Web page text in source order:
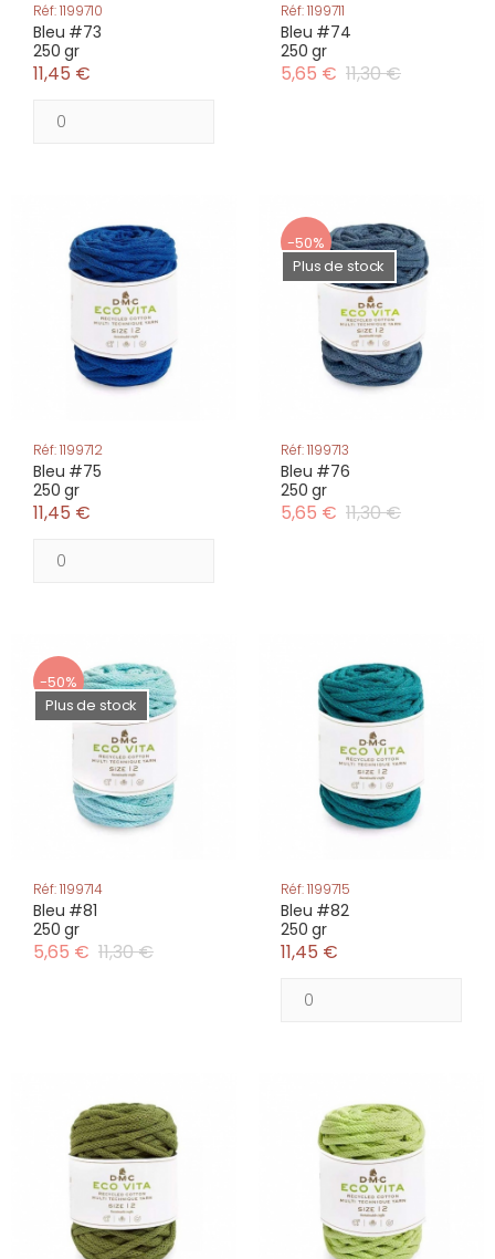
Réf: 1199710
Bleu #73
250 gr
11,45 €
Réf: 1199711
Bleu #74
250 gr
5,65 € 11,30 €
Réf: 1199712
Bleu #75
250 gr
11,45 €
-50%
Plus de stock
Réf: 1199713
Bleu #76
250 gr
5,65 € 11,30 €
-50%
Plus de stock
Réf: 1199714
Bleu #81
250 gr
5,65 € 11,30 €
Réf: 1199715
Bleu #82
250 gr
11,45 €